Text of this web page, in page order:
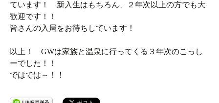
ています！ 新入生はもちろん、２年次以上の方でも大
歓迎です！！
皆さんの入局をお待ちしています！
以上！ GWは家族と温泉に行ってくる３年次のこっし
ーでした！！
ではでは～！！